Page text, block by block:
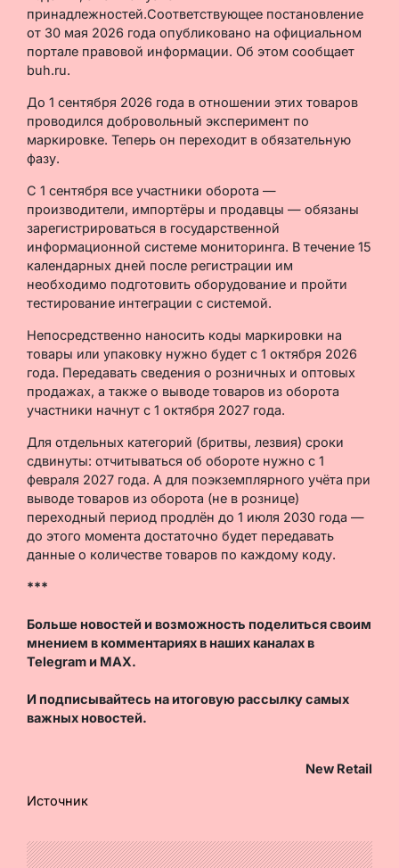
принадлежностей.Соответствующее постановление
от 30 мая 2026 года опубликовано на официальном
портале правовой информации. Об этом сообщает
buh.ru.
До 1 сентября 2026 года в отношении этих товаров
проводился добровольный эксперимент по
маркировке. Теперь он переходит в обязательную
фазу.
С 1 сентября все участники оборота —
производители, импортёры и продавцы — обязаны
зарегистрироваться в государственной
информационной системе мониторинга. В течение 15
календарных дней после регистрации им
необходимо подготовить оборудование и пройти
тестирование интеграции с системой.
Непосредственно наносить коды маркировки на
товары или упаковку нужно будет с 1 октября 2026
года. Передавать сведения о розничных и оптовых
продажах, а также о выводе товаров из оборота
участники начнут с 1 октября 2027 года.
Для отдельных категорий (бритвы, лезвия) сроки
сдвинуты: отчитываться об обороте нужно с 1
февраля 2027 года. А для поэкземплярного учёта при
выводе товаров из оборота (не в рознице)
переходный период продлён до 1 июля 2030 года —
до этого момента достаточно будет передавать
данные о количестве товаров по каждому коду.
***
Больше новостей и возможность поделиться своим
мнением в комментариях в наших каналах в
Telegram и MAX.
И подписывайтесь на итоговую рассылку самых
важных новостей.
New Retail
Источник